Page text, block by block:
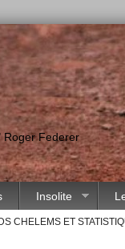
Roger Federer
Insolite
CHELEMS ET